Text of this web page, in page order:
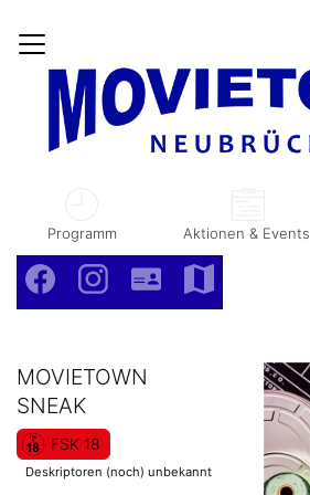
Programm Aktionen & Events
FacebookInstagramKontaktAnfahrt
MOVIETOWN
SNEAK
FSK 18
Deskriptoren (noch) unbekannt